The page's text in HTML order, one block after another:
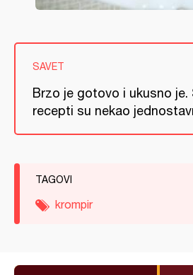
SAVET
Brzo je gotovo i ukusno je.
recepti su nekao
TAGOVI
krompir